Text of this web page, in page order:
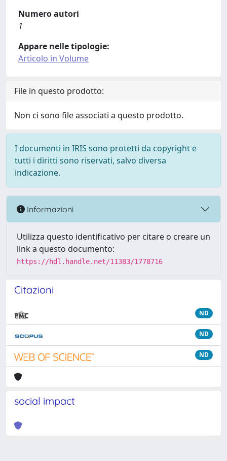
Numero autori
1
Appare nelle tipologie:
Articolo in Volume
File in questo prodotto:
Non ci sono file associati a questo prodotto.
I documenti in IRIS sono protetti da copyright e
tutti i diritti sono riservati, salvo diversa
indicazione.
Informazioni
Utilizza questo identificativo per citare o creare un
link a questo documento:
https://hdl.handle.net/11383/1778716
Citazioni
ND
ND
ND
social impact